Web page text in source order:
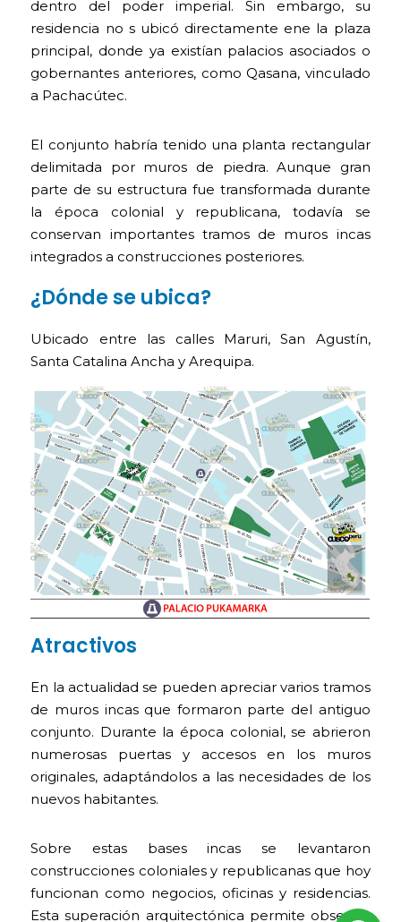
dentro del poder imperial. Sin embargo, su
residencia no s ubicó directamente ene la plaza
principal, donde ya existían palacios asociados o
gobernantes anteriores, como Qasana, vinculado
a Pachacútec.
El conjunto habría tenido una planta rectangular
delimitada por muros de piedra. Aunque gran
parte de su estructura fue transformada durante
la época colonial y republicana, todavía se
conservan importantes tramos de muros incas
integrados a construcciones posteriores.
¿Dónde se ubica?
Ubicado entre las calles Maruri, San Agustín,
Santa Catalina Ancha y Arequipa.
Atractivos
En la actualidad se pueden apreciar varios tramos
de muros incas que formaron parte del antiguo
conjunto. Durante la época colonial, se abrieron
numerosas puertas y accesos en los muros
originales, adaptándolos a las necesidades de los
nuevos habitantes.
Sobre estas bases incas se levantaron
construcciones coloniales y republicanas que hoy
funcionan como negocios, oficinas y residencias.
Esta superación arquitectónica permite observar